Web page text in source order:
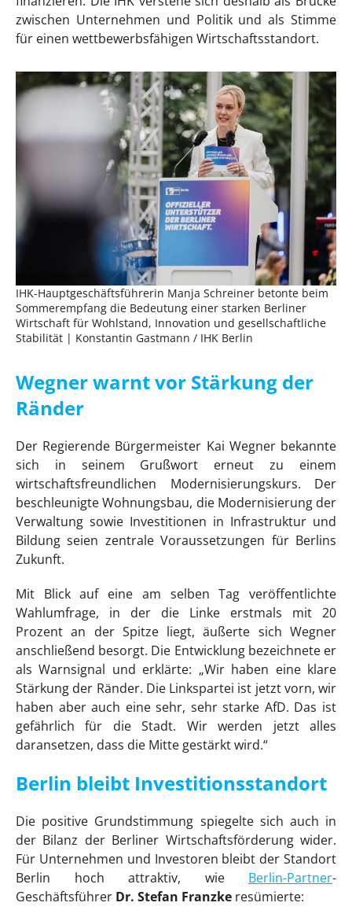
zwischen Unternehmen und Politik und als Stimme
für einen wettbewerbsfähigen Wirtschaftsstandort.
IHK-Hauptgeschäftsführerin Manja Schreiner betonte beim
Sommerempfang die Bedeutung einer starken Berliner
Wirtschaft für Wohlstand, Innovation und gesellschaftliche
Stabilität | Konstantin Gastmann / IHK Berlin
Wegner warnt vor Stärkung der
Ränder
Der Regierende Bürgermeister Kai Wegner bekannte
sich in seinem Grußwort erneut zu einem
wirtschaftsfreundlichen Modernisierungskurs. Der
beschleunigte Wohnungsbau, die Modernisierung der
Verwaltung sowie Investitionen in Infrastruktur und
Bildung seien zentrale Voraussetzungen für Berlins
Zukunft.
Mit Blick auf eine am selben Tag veröffentlichte
Wahlumfrage, in der die Linke erstmals mit 20
Prozent an der Spitze liegt, äußerte sich Wegner
anschließend besorgt. Die Entwicklung bezeichnete er
als Warnsignal und erklärte: „Wir haben eine klare
Stärkung der Ränder. Die Linkspartei ist jetzt vorn, wir
haben aber auch eine sehr, sehr starke AfD. Das ist
gefährlich für die Stadt. Wir werden jetzt alles
daransetzen, dass die Mitte gestärkt wird.“
Berlin bleibt Investitionsstandort
Die positive Grundstimmung spiegelte sich auch in
der Bilanz der Berliner Wirtschaftsförderung wider.
Für Unternehmen und Investoren bleibt der Standort
Berlin hoch attraktiv, wie Berlin-Partner-
Geschäftsführer Dr. Stefan Franzke resümierte: